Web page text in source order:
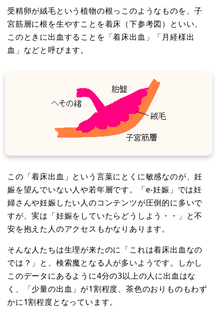
受精卵が絨毛という植物の根っこのようなものを、子
宮筋層に根を生やすことを着床（下参考図）といい、
このときに出血することを「着床出血」「月経様出
血」などと呼びます。
この「着床出血」という言葉にとくに敏感なのが、妊
娠を望んでいない人や若年層です。「e-妊娠」では妊
婦さんや妊娠したい人のコンテンツが圧倒的に多いで
すが、実は「妊娠をしていたらどうしよう・・」と不
安を抱えた人のアクセスもかなりあります。
そんな人たちは生理が来たのに「これは着床出血なの
では？」と、検索魔となる人が多いようです。しかし
このデータにあるように4分の3以上の人に出血はな
く、「少量の出血」が1割程度、茶色のおりものもわず
かに1割程度となっています。